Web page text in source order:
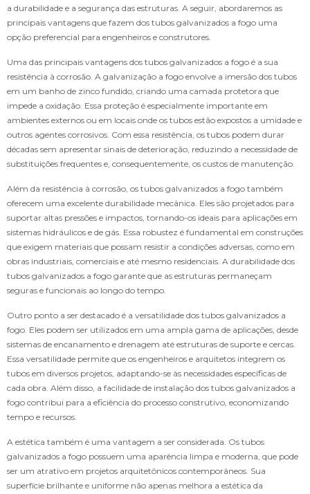
a durabilidade e a segurança das estruturas. A seguir, abordaremos as
principais vantagens que fazem dos tubos galvanizados a fogo uma
opção preferencial para engenheiros e construtores.
Uma das principais vantagens dos tubos galvanizados a fogo é a sua
resistência à corrosão. A galvanização a fogo envolve a imersão dos tubos
em um banho de zinco fundido, criando uma camada protetora que
impede a oxidação. Essa proteção é especialmente importante em
ambientes externos ou em locais onde os tubos estão expostos a umidade e
outros agentes corrosivos. Com essa resistência, os tubos podem durar
décadas sem apresentar sinais de deterioração, reduzindo a necessidade de
substituições frequentes e, consequentemente, os custos de manutenção.
Além da resistência à corrosão, os tubos galvanizados a fogo também
oferecem uma excelente durabilidade mecânica. Eles são projetados para
suportar altas pressões e impactos, tornando-os ideais para aplicações em
sistemas hidráulicos e de gás. Essa robustez é fundamental em construções
que exigem materiais que possam resistir a condições adversas, como em
obras industriais, comerciais e até mesmo residenciais. A durabilidade dos
tubos galvanizados a fogo garante que as estruturas permaneçam
seguras e funcionais ao longo do tempo.
Outro ponto a ser destacado é a versatilidade dos tubos galvanizados a
fogo. Eles podem ser utilizados em uma ampla gama de aplicações, desde
sistemas de encanamento e drenagem até estruturas de suporte e cercas.
Essa versatilidade permite que os engenheiros e arquitetos integrem os
tubos em diversos projetos, adaptando-se às necessidades específicas de
cada obra. Além disso, a facilidade de instalação dos tubos galvanizados a
fogo contribui para a eficiência do processo construtivo, economizando
tempo e recursos.
A estética também é uma vantagem a ser considerada. Os tubos
galvanizados a fogo possuem uma aparência limpa e moderna, que pode
ser um atrativo em projetos arquitetônicos contemporâneos. Sua
superfície brilhante e uniforme não apenas melhora a estética da